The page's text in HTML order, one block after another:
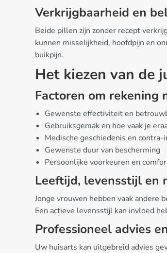
Verkrijgbaarheid en
Beide pillen zijn zonder recept
kunnen misselijkheid, hoofdpijn en
buikpijn.
Het kiezen van de
Factoren om rekening
Gewenste effectiviteit en
Gebruiksgemak en hoe vaak je
Medische geschiedenis en contra-
Gewenste duur van bescherming
Persoonlijke voorkeuren en
Leeftijd, levensstijl en
Jonge vrouwen hebben vaak andere
Een actieve levensstijl kan invloed
Professioneel advies
Uw huisarts kan uitgebreid advies